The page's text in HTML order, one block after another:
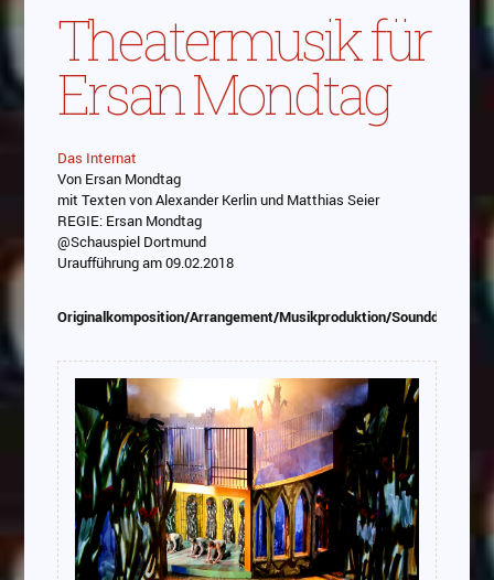
Theatermusik für
Ersan Mondtag
Abspielen
Das Video wird von Youtube eingebettet
abespielt. Es gilt dieDatenschutzerklärung von
Das Internat
Von Ersan Mondtag
mit Texten von Alexander Kerlin und Matthias Seier
REGIE: Ersan Mondtag
@Schauspiel Dortmund
Uraufführung am 09.02.2018
Originalkomposition/Arrangement/Musikproduktion/Sounddesign/